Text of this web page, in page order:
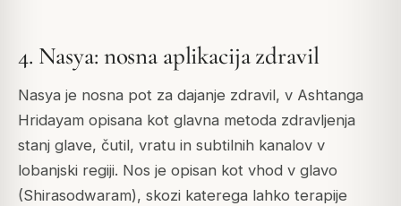
4. Nasya: nosna aplikacija zdravil
Nasya je nosna pot za dajanje zdravil, v Ashtanga
Hridayam opisana kot glavna metoda zdravljenja
stanj glave, čutil, vratu in subtilnih kanalov v
lobanjski regiji. Nos je opisan kot vhod v glavo
(Shirasodwaram), skozi katerega lahko terapije